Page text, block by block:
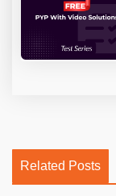
Related Posts